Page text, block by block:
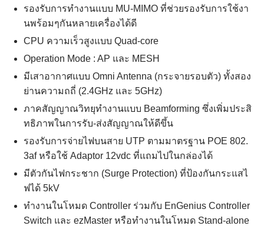
รองรับการทำงานแบบ MU-MIMO ที่ช่วยรองรับการใช้งา
นพร้อมๆกันหลายเครื่องได้ดี
CPU ความเร็วสูงแบบ Quad-core
Operation Mode : AP และ MESH
มีเสาอากาศแบบ Omni Antenna (กระจายรอบตัว) ทั้งสอง
ย่านความถถี่ (2.4GHz และ 5GHz)
ภาคสัญญาณวิทยุทำงานแบบ Beamforming ซึ่งเพิ่มประสิ
ทธิภาพในการรับ-ส่งสัญญาณให้ดีขึ้น
รองรับการจ่ายไฟบนสาย UTP ตามมาตรฐาน POE 802.
3af หรือใช้ Adaptor 12vdc ที่แถมไปในกล่องได้
มีตัวกันไฟกระชาก (Surge Protection) ที่ป้องกันกระแสไ
ฟได้ 5kV
ทำงานในโหมด Controller ร่วมกับ EnGenius Controller
Switch และ ezMaster หรือทำงานในโหมด Stand-alone